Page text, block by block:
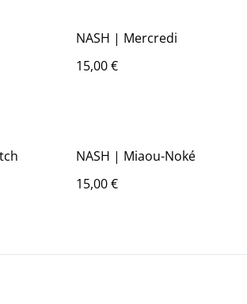
NASH | Mercredi
15,00 €
NASH | Miaou-Noké
15,00 €